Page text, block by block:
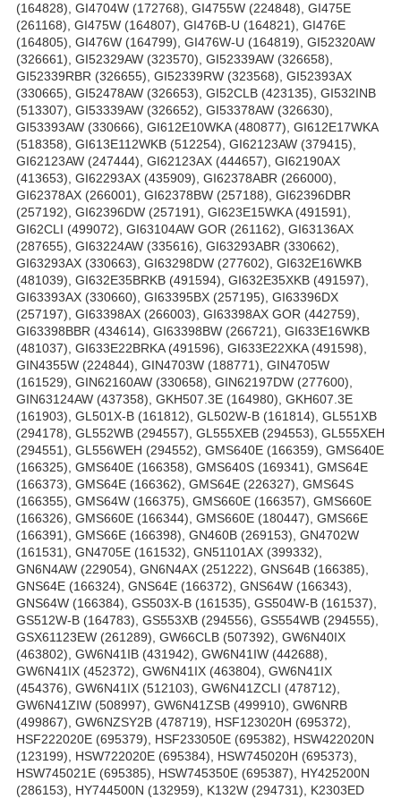
(164828), GI4704W (172768), GI4755W (224848), GI475E
(261168), GI475W (164807), GI476B-U (164821), GI476E
(164805), GI476W (164799), GI476W-U (164819), GI52320AW
(326661), GI52329AW (323570), GI52339AW (326658),
GI52339RBR (326655), GI52339RW (323568), GI52393AX
(330665), GI52478AW (326653), GI52CLB (423135), GI532INB
(513307), GI53339AW (326652), GI53378AW (326630),
GI53393AW (330666), GI612E10WKA (480877), GI612E17WKA
(518358), GI613E112WKB (512254), GI62123AW (379415),
GI62123AW (247444), GI62123AX (444657), GI62190AX
(413653), GI62293AX (435909), GI62378ABR (266000),
GI62378AX (266001), GI62378BW (257188), GI62396DBR
(257192), GI62396DW (257191), GI623E15WKA (491591),
GI62CLI (499072), GI63104AW GOR (261162), GI63136AX
(287655), GI63224AW (335616), GI63293ABR (330662),
GI63293AX (330663), GI63298DW (277602), GI632E16WKB
(481039), GI632E35BRKB (491594), GI632E35XKB (491597),
GI63393AX (330660), GI63395BX (257195), GI63396DX
(257197), GI63398AX (266003), GI63398AX GOR (442759),
GI63398BBR (434614), GI63398BW (266721), GI633E16WKB
(481037), GI633E22BRKA (491596), GI633E22XKA (491598),
GIN4355W (224844), GIN4703W (188771), GIN4705W
(161529), GIN62160AW (330658), GIN62197DW (277600),
GIN63124AW (437358), GKH507.3E (164980), GKH607.3E
(161903), GL501X-B (161812), GL502W-B (161814), GL551XB
(294178), GL552WB (294557), GL555XEB (294553), GL555XEH
(294551), GL556WEH (294552), GMS640E (166359), GMS640E
(166325), GMS640E (166358), GMS640S (169341), GMS64E
(166373), GMS64E (166362), GMS64E (226327), GMS64S
(166355), GMS64W (166375), GMS660E (166357), GMS660E
(166326), GMS660E (166344), GMS660E (180447), GMS66E
(166391), GMS66E (166398), GN460B (269153), GN4702W
(161531), GN4705E (161532), GN51101AX (399332),
GN6N4AW (229054), GN6N4AX (251222), GNS64B (166385),
GNS64E (166324), GNS64E (166372), GNS64W (166343),
GNS64W (166384), GS503X-B (161535), GS504W-B (161537),
GS512W-B (164783), GS553XB (294556), GS554WB (294555),
GSX61123EW (261289), GW66CLB (507392), GW6N40IX
(463802), GW6N41IB (431942), GW6N41IW (442688),
GW6N41IX (452372), GW6N41IX (463804), GW6N41IX
(454376), GW6N41IX (512103), GW6N41ZCLI (478712),
GW6N41ZIW (508997), GW6N41ZSB (499910), GW6NRB
(499867), GW6NZSY2B (478719), HSF123020H (695372),
HSF222020E (695379), HSF233050E (695382), HSW422020N
(123199), HSW722020E (695384), HSW745020H (695373),
HSW745021E (695385), HSW745350E (695387), HY425200N
(286153), HY744500N (132959), K132W (294731), K2303ED